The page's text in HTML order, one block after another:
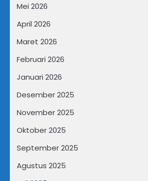
Mei 2026
April 2026
Maret 2026
Februari 2026
Januari 2026
Desember 2025
November 2025
Oktober 2025
September 2025
Agustus 2025